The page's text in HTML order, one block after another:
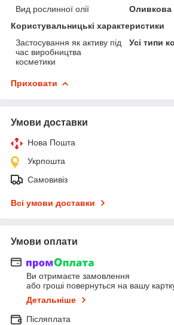
Вид рослинної олії
Оливкова
Користувальницькі характеристики
Застосування як активу під
час виробництва
косметики
Усі типи
Приховати
Умови доставки
Нова Пошта
Укрпошта
Самовивіз
Всі умови доставки
Умови оплати
Ви отримаєте замовлення
або гроші повернуться на вашу
Детальніше
Післяплата